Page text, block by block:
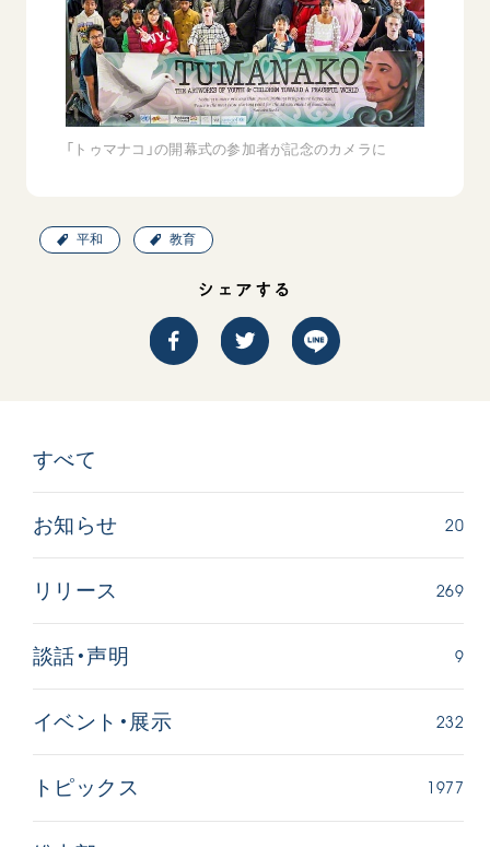
「トゥマナコ」の開幕式の参加者が記念のカメラに
平和 教育
シェアする
すべて
お知らせ 20
リリース 269
談話・声明 9
イベント・展示 232
トピックス 1977